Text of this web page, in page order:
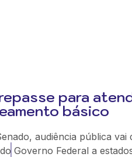
para
básico
audiência pública vai
Governo Federal a